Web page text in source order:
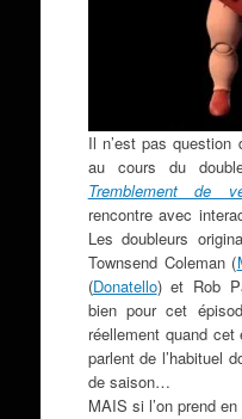
Il n’est pas question
au cours du
Tremblement de
rencontre avec
Les doubleurs
Townsend Coleman (
(Donatello) et Rob
bien pour cet
réellement quand
parlent de l’habituel
de saison…
MAIS si l’on prend